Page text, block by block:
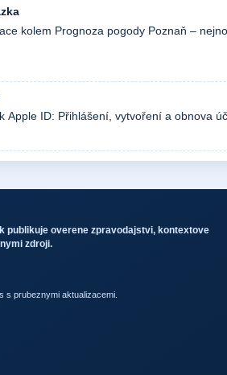
kolem Prognoza pogody Poznaň –
Apple ID: Přihlášení, vytvoření a obnova
publikuje overene zpravodajstvi, kontextove
zdroji.
s prubeznymi aktualizacemi.